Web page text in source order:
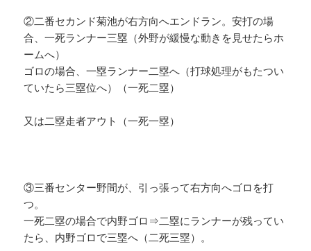
②二番セカンド菊池が右方向へエンドラン。安打の場
合、一死ランナー三塁（外野が緩慢な動きを見せたらホ
ームへ）
ゴロの場合、一塁ランナー二塁へ（打球処理がもたつい
ていたら三塁位へ）（一死二塁）
又は二塁走者アウト（一死一塁）
③三番センター野間が、引っ張って右方向へゴロを打
つ。
一死二塁の場合で内野ゴロ⇒二塁にランナーが残ってい
たら、内野ゴロで三塁へ（二死三塁）。